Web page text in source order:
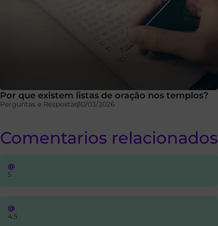
Por que existem listas de oração nos templos?
Perguntas e Respostas10/03/2026
Comentarios relacionados
@
5
@
4.5